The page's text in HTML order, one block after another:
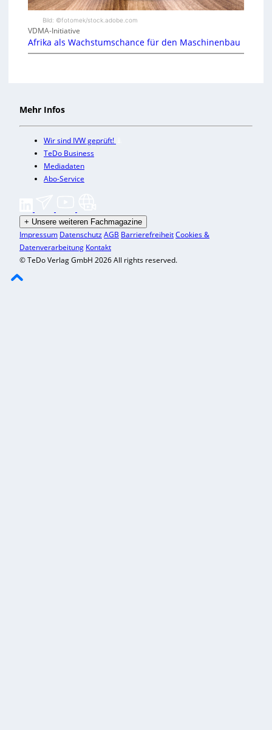
Bild: ©fotomek/stock.adobe.com
VDMA-Initiative
Afrika als Wachstumschance für den Maschinenbau
Mehr Infos
Wir sind IVW geprüft!
TeDo Business
Mediadaten
Abo-Service
+ Unsere weiteren Fachmagazine
Impressum DatenschutzAGB BarrierefreiheitCookies &
Datenverarbeitung Kontakt
© TeDo Verlag GmbH 2026 All rights reserved.